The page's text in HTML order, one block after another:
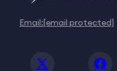
Email:[email protected]